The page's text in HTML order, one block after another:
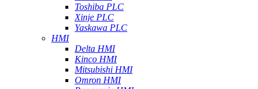
Toshiba PLC
Xinje PLC
Yaskawa PLC
HMI
Delta HMI
Kinco HMI
Mitsubishi HMI
Omron HMI